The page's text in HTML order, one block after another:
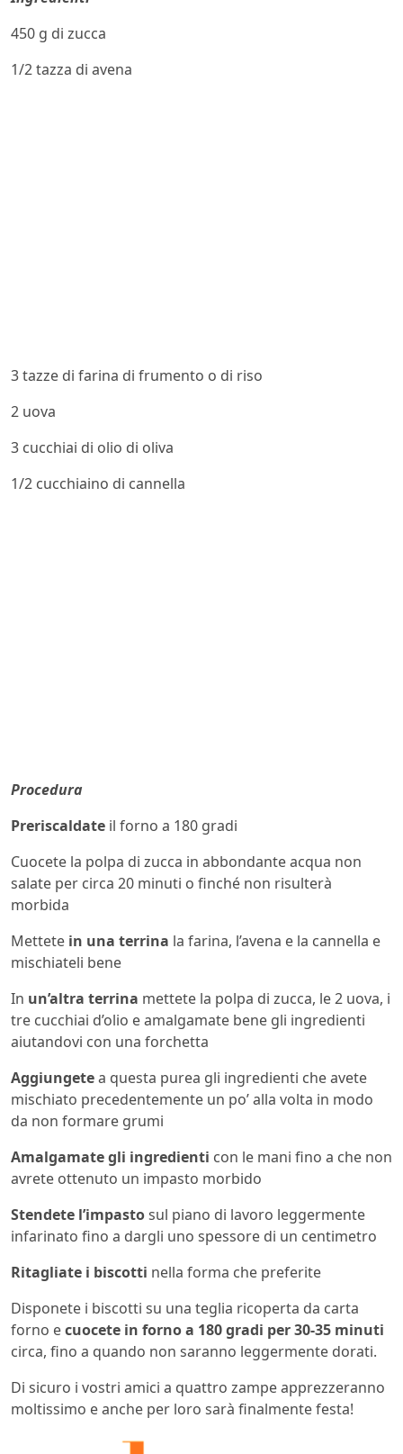
450 g di zucca
1/2 tazza di avena
3 tazze di farina di frumento o di riso
2 uova
3 cucchiai di olio di oliva
1/2 cucchiaino di cannella
Procedura
Preriscaldate il forno a 180 gradi
Cuocete la polpa di zucca in abbondante acqua non
salate per circa 20 minuti o finché non risulterà
morbida
Mettete in una terrina la farina, l’avena e la cannella e
mischiateli bene
In un’altra terrina mettete la polpa di zucca, le 2 uova, i
tre cucchiai d’olio e amalgamate bene gli ingredienti
aiutandovi con una forchetta
Aggiungetea questa purea gli ingredienti che avete
mischiato precedentemente un po’ alla volta in modo
da non formare grumi
Amalgamate gli ingredienti con le mani fino a che non
avrete ottenuto un impasto morbido
Stendete l’impastosul piano di lavoro leggermente
infarinato fino a dargli uno spessore di un centimetro
Ritagliate i biscotti nella forma che preferite
Disponete i biscotti su una teglia ricoperta da carta
forno ecuocete in fornoa 180 gradi per 30-35 minuti
circa, fino a quando non saranno leggermente dorati.
Di sicuro i vostri amici a quattro zampe apprezzeranno
moltissimo e anche per loro sarà finalmente festa!